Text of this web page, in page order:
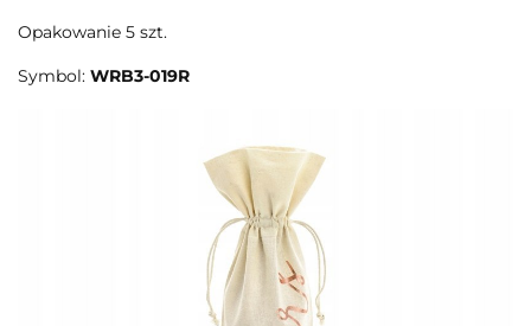
Opakowanie 5 szt.
Symbol: WRB3-019R